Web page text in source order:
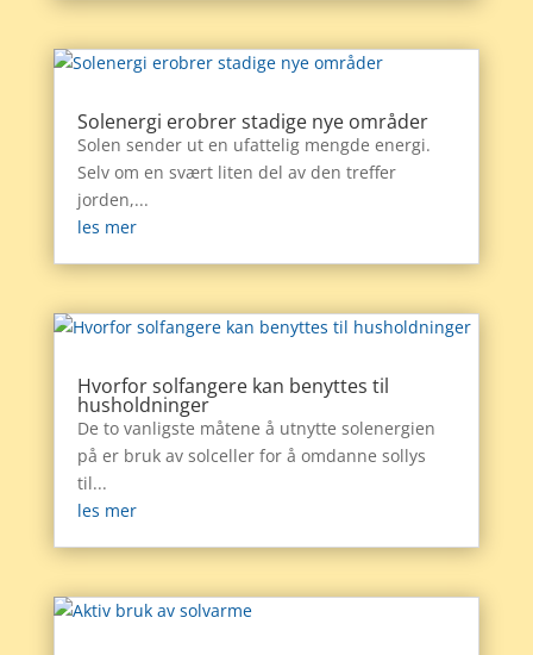
Solenergi erobrer stadige nye områder
Solen sender ut en ufattelig mengde energi.
Selv om en svært liten del av den treffer
jorden,...
les mer
Hvorfor solfangere kan benyttes til
husholdninger
De to vanligste måtene å utnytte solenergien
på er bruk av solceller for å omdanne sollys
til...
les mer